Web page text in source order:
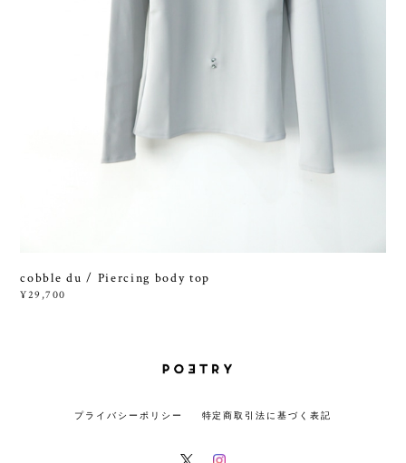
cobble du / Piercing body top
¥29,700
プライバシーポリシー 特定商取引法に基づく表記